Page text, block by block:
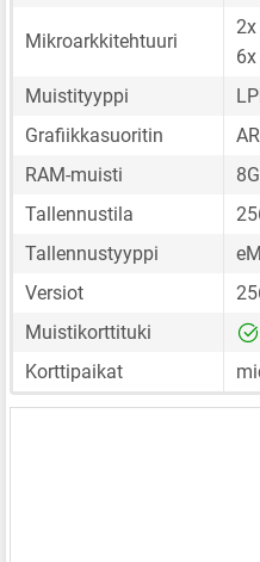
Mikroarkkitehtuuri
Muistityyppi
Grafiikkasuoritin
RAM-muisti
Tallennustila
Tallennustyyppi
Versiot
Muistikorttituki
Korttipaikat